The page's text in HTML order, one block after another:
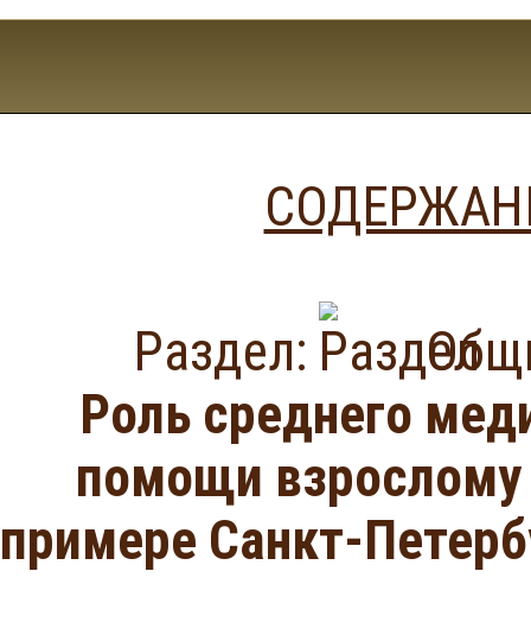
Раздел:
Роль среднего
помощи взрослому
примере Санкт-